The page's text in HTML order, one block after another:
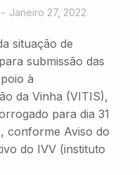
Janeiro 27, 2022
situação de
submissão das
à
da Vinha (VITIS),
para dia 31
conforme Aviso do
do IVV (instituto